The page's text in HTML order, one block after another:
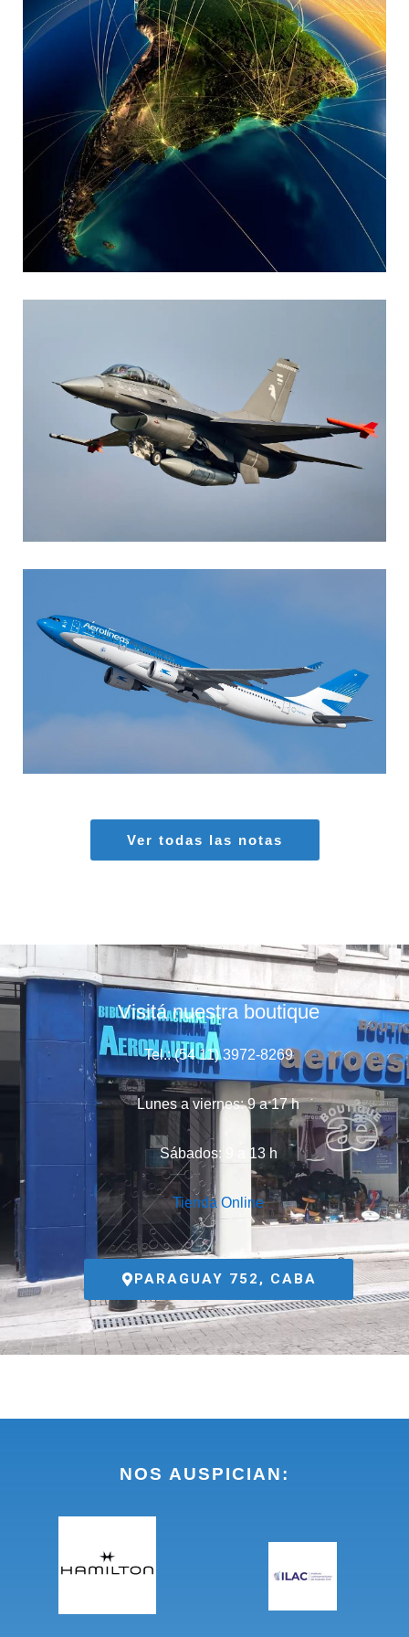
MARIA SONZINI
Aviación Comercial
Aviación General
AGUSTIN BOFFI
Aviación Militar, Fuerza Aérea Argentina
MARIA SONZINI
Ver todas las notas
Visitá nuestra boutique
Tel.: (54 11) 3972-8269
Lunes a viernes: 9 a 17 h
Sábados: 9 a 13 h
Tienda Online
PARAGUAY 752, CABA
NOS AUSPICIAN: